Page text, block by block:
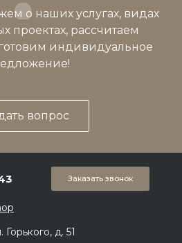
о наших услугах, видах
проектах, рассчитаем
индивидуальное
вопрос
Заказать звонок
Горького, д. 51